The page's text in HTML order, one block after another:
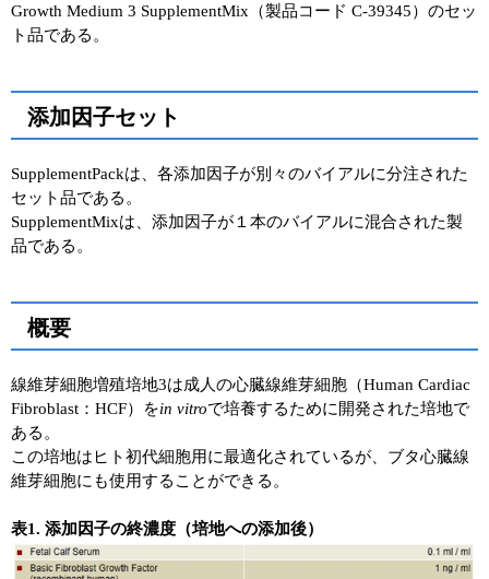
Growth Medium 3 SupplementMix（製品コード C-39345）のセッ
ト品である。
添加因子セット
SupplementPackは、各添加因子が別々のバイアルに分注された
セット品である。
SupplementMixは、添加因子が１本のバイアルに混合された製
品である。
概要
線維芽細胞増殖培地3は成人の心臓線維芽細胞（Human Cardiac
Fibroblast：HCF）をin vitroで培養するために開発された培地で
ある。
この培地はヒト初代細胞用に最適化されているが、ブタ心臓線
維芽細胞にも使用することができる。
表1. 添加因子の終濃度（培地への添加後）